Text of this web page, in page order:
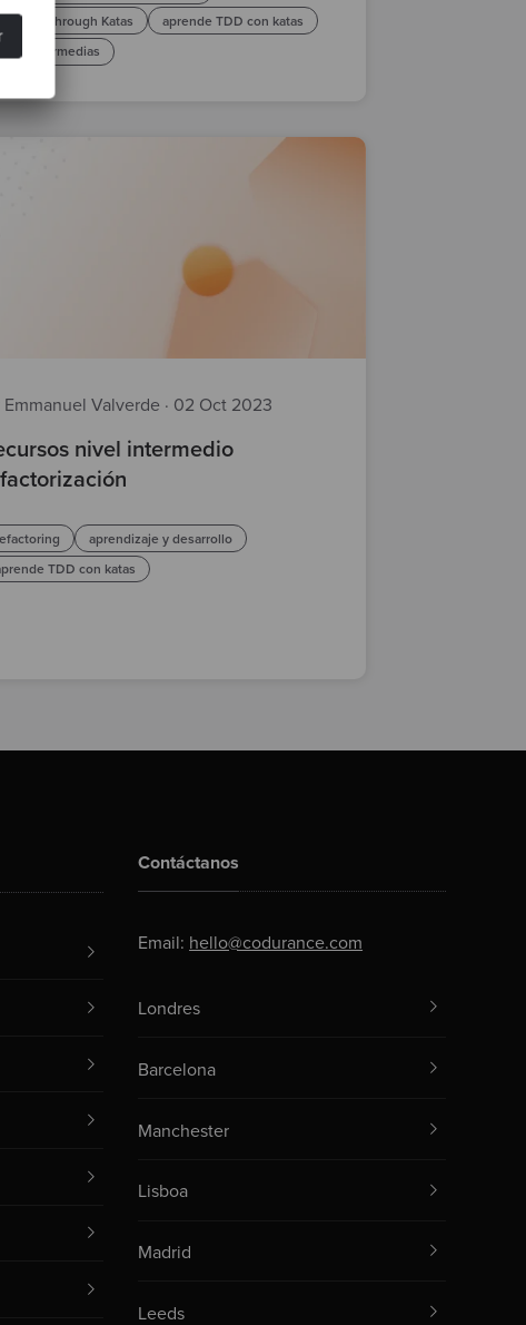
Learning through Katas
aprende TDD con katas
katas intermedias
Emmanuel Valverde · 02 Oct 2023
nivel intermedio
aprendizaje y desarrollo
TDD con katas
Contáctanos
Email: hello@codurance.com
Londres
Barcelona
Manchester
Lisboa
Madrid
Leeds